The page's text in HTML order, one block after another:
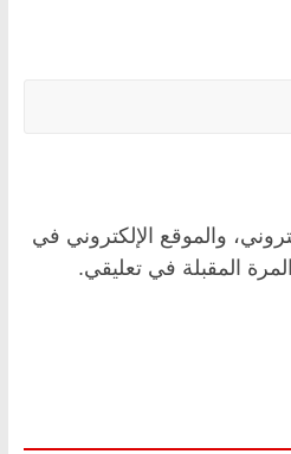
والموقع الإلكتروني في
المقبلة في تعليقي.